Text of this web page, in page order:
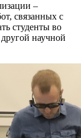
–
связанных с
студенты во
научной